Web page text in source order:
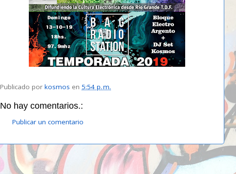
Publicado por kosmos en 5:54 p. m.
No hay comentarios.:
Publicar un comentario